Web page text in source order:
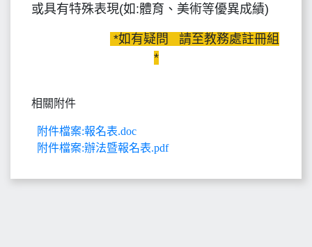
或具有特殊表現(如:體育、美術等優異成績)
*如有疑問 請至教務處註冊組
*
相關附件
附件檔案:報名表.doc
附件檔案:辦法暨報名表.pdf